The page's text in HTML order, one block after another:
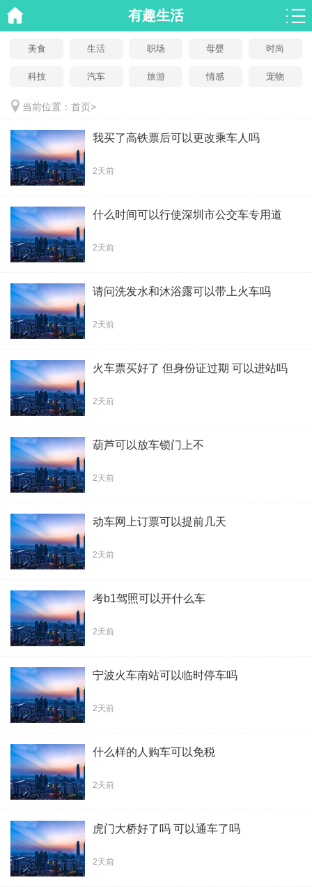
有趣生活
美食 生活 职场 母婴 时尚
科技 汽车 旅游 情感 宠物
当前位置： 首页>
我买了高铁票后可以更改乘车人吗
2天前
什么时间可以行使深圳市公交车专用道
2天前
请问洗发水和沐浴露可以带上火车吗
2天前
火车票买好了 但身份证过期 可以进站吗
2天前
葫芦可以放车锁门上不
2天前
动车网上订票可以提前几天
2天前
考b1驾照可以开什么车
2天前
宁波火车南站可以临时停车吗
2天前
什么样的人购车可以免税
2天前
虎门大桥好了吗 可以通车了吗
2天前